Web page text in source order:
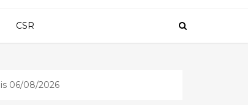
CSR
06/08/2026